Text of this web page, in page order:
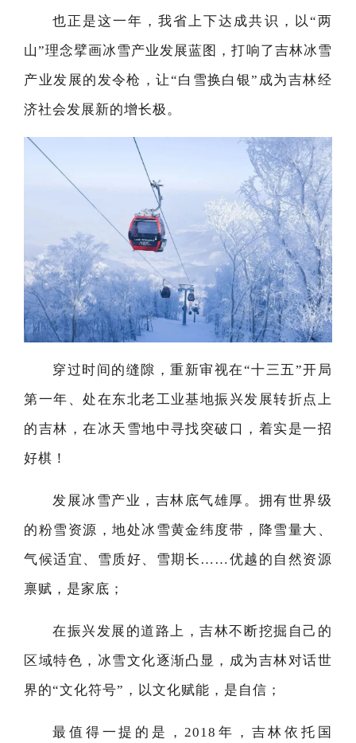
也正是这一年，我省上下达成共识，以“两
山”理念擘画冰雪产业发展蓝图，打响了吉林冰雪
产业发展的发令枪，让“白雪换白银”成为吉林经
济社会发展新的增长极。
穿过时间的缝隙，重新审视在“十三五”开局
第一年、处在东北老工业基地振兴发展转折点上
的吉林，在冰天雪地中寻找突破口，着实是一招
好棋！
发展冰雪产业，吉林底气雄厚。拥有世界级
的粉雪资源，地处冰雪黄金纬度带，降雪量大、
气候适宜、雪质好、雪期长……优越的自然资源
禀赋，是家底；
在振兴发展的道路上，吉林不断挖掘自己的
区域特色，冰雪文化逐渐凸显，成为吉林对话世
界的“文化符号”，以文化赋能，是自信；
最值得一提的是，2018年，吉林依托国